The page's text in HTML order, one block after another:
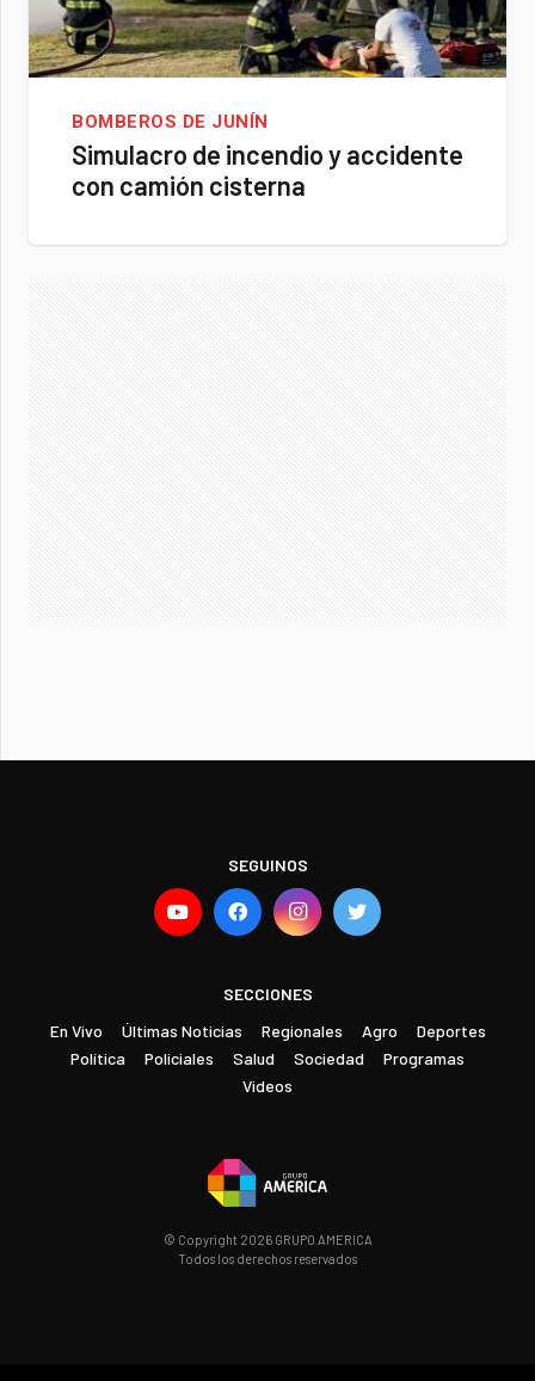
BOMBEROS DE JUNÍN
Simulacro de incendio y accidente
con camión cisterna
SEGUINOS
SECCIONES
En Vivo
Últimas Noticias Regionales Agro
Deportes
Política
Policiales Salud Sociedad
Programas
Videos
© Copyright 2026 GRUPO AMERICA
Todos los derechos reservados